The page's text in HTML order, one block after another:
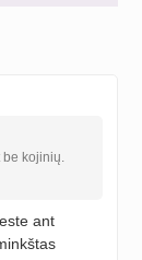
kojinių.
ant